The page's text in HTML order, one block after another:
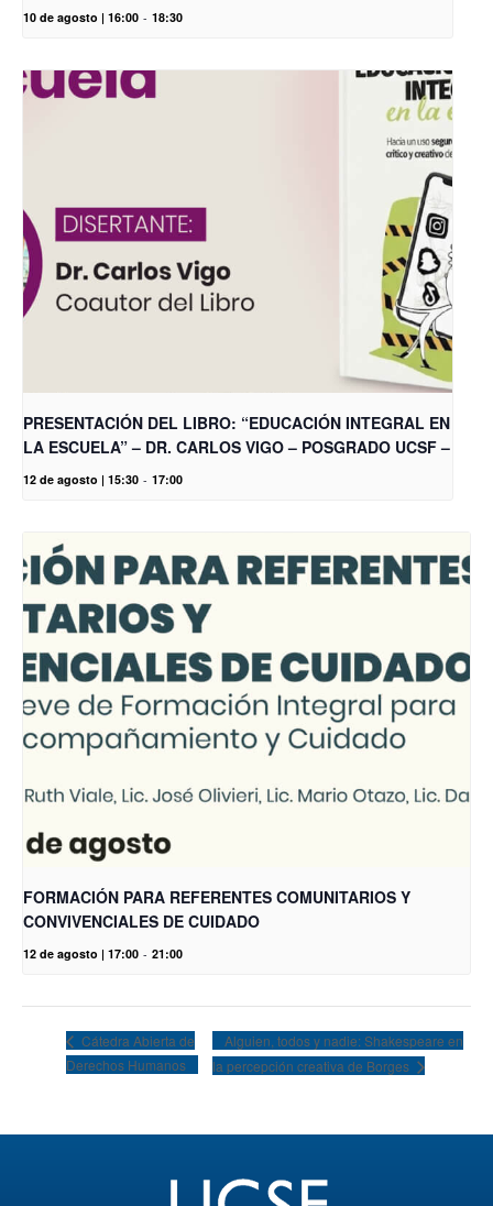
10 de agosto | 16:00 - 18:30
PRESENTACIÓN DEL LIBRO: “EDUCACIÓN INTEGRAL EN
LA ESCUELA” – DR. CARLOS VIGO – POSGRADO UCSF –
12 de agosto | 15:30 - 17:00
FORMACIÓN PARA REFERENTES COMUNITARIOS Y
CONVIVENCIALES DE CUIDADO
12 de agosto | 17:00 - 21:00
Cátedra Abierta de
Derechos Humanos
Alguien, todos y nadie: Shakespeare en
la percepción creativa de Borges